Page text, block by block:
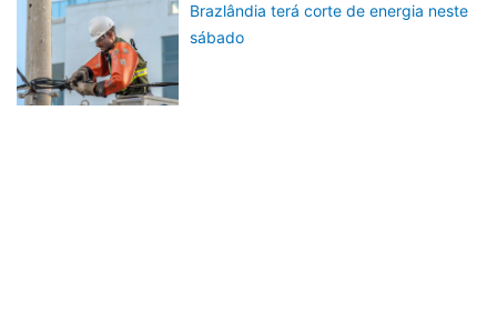
Brazlândia terá corte de energia neste
sábado